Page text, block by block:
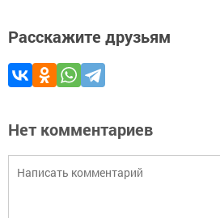
Расскажите друзьям
Нет комментариев